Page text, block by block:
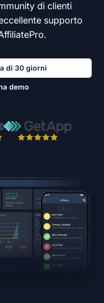
di clienti
supporto
di 30 giorni
demo